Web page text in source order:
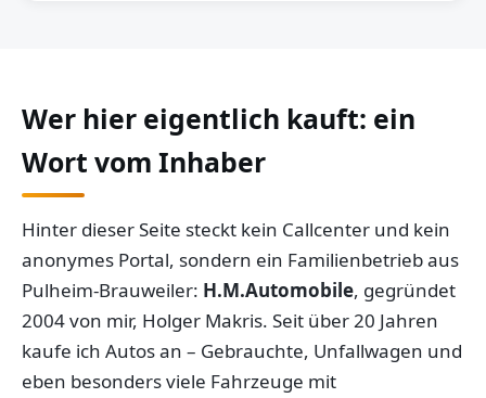
Wer hier eigentlich kauft: ein
Wort vom Inhaber
Hinter dieser Seite steckt kein Callcenter und kein
anonymes Portal, sondern ein Familienbetrieb aus
Pulheim-Brauweiler: H.M.Automobile, gegründet
2004 von mir, Holger Makris. Seit über 20 Jahren
kaufe ich Autos an – Gebrauchte, Unfallwagen und
eben besonders viele Fahrzeuge mit